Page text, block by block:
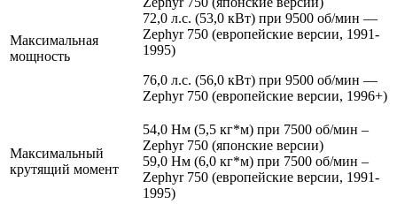
Максимальная
мощность
72,0 л.с. (53,0 кВт) при 9500 об/мин —
Zephyr 750 (европейские версии, 1991-
1995)
76,0 л.с. (56,0 кВт) при 9500 об/мин —
Zephyr 750 (европейские версии, 1996+)
Максимальный
крутящий момент
54,0 Нм (5,5 кг*м) при 7500 об/мин –
Zephyr 750 (японские версии)
59,0 Нм (6,0 кг*м) при 7500 об/мин –
Zephyr 750 (европейские версии, 1991-
1995)